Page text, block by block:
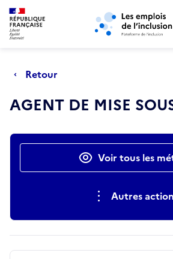
Aller au menu principal Aller au contenu
Retour
AGENT DE MISE
Actions rapidesVoir tous les
Autres
Retour au début de la page
Panneau de gestion des cookies